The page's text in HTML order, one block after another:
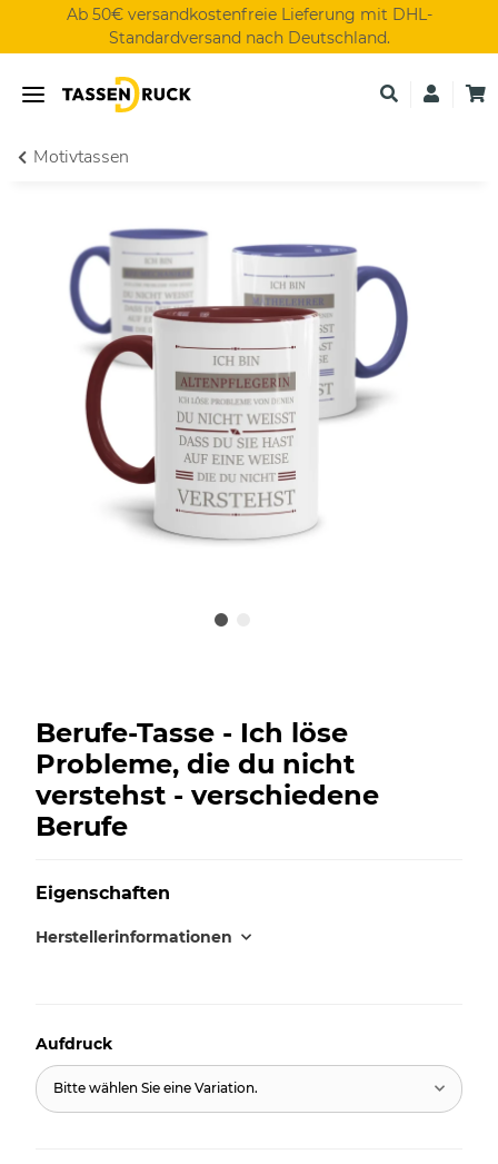
Ab 50€ versandkostenfreie Lieferung mit DHL-
Standardversand nach Deutschland.
Motivtassen
Berufe-Tasse - Ich löse
Probleme, die du nicht
verstehst - verschiedene
Berufe
Eigenschaften
Herstellerinformationen
Aufdruck
Bitte wählen Sie eine Variation.